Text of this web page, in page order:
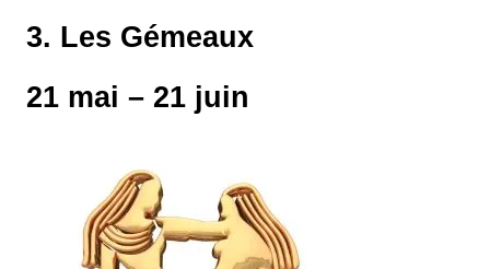
3. Les Gémeaux
21 mai – 21 juin